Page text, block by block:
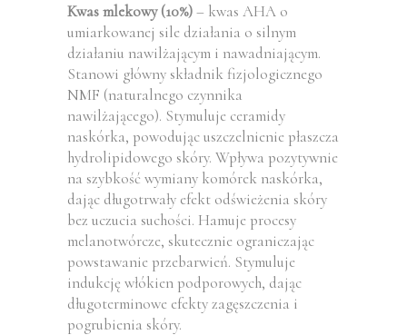
Kwas mlekowy (10%)– kwas AHA o
umiarkowanej sile działania o silnym
działaniu nawilżającym i nawadniającym.
Stanowi główny składnik fizjologicznego
NMF (naturalnego czynnika
nawilżającego). Stymuluje ceramidy
naskórka, powodując uszczelnienie płaszcza
hydrolipidowego skóry. Wpływa pozytywnie
na szybkość wymiany komórek naskórka,
dając długotrwały efekt odświeżenia skóry
bez uczucia suchości. Hamuje procesy
melanotwórcze, skutecznie ograniczając
powstawanie przebarwień. Stymuluje
indukcję włókien podporowych, dając
długoterminowe efekty zagęszczenia i
pogrubienia skóry.